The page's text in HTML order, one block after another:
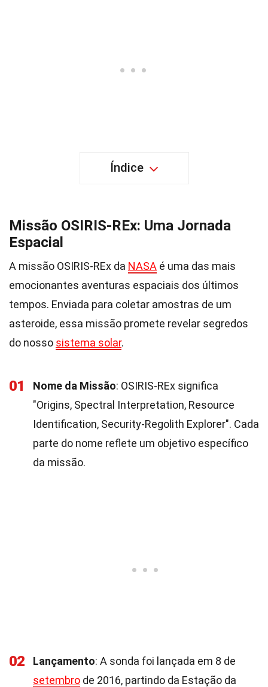
Índice
Missão OSIRIS-REx: Uma Jornada
Espacial
A missão OSIRIS-REx da NASA é uma das mais
emocionantes aventuras espaciais dos últimos
tempos. Enviada para coletar amostras de um
asteroide, essa missão promete revelar segredos
do nosso sistema solar.
01 Nome da Missão: OSIRIS-REx significa
"Origins, Spectral Interpretation, Resource
Identification, Security-Regolith Explorer". Cada
parte do nome reflete um objetivo específico
da missão.
02 Lançamento: A sonda foi lançada em 8 de
setembro de 2016, partindo da Estação da